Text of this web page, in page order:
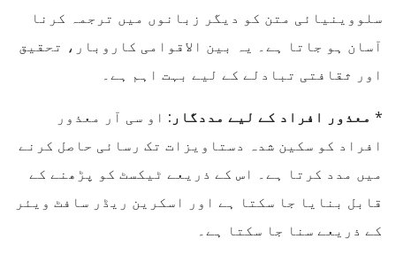
سلووینیائی متن کو دیگر زبانوں میں ترجمہ کرنا
آسان ہو جاتا ہے۔ یہ بین الاقوامی کاروبار، تحقیق
اور ثقافتی تبادلے کے لیے بہت اہم ہے۔
* معذور افراد کے لیے مددگار: او سی آر معذور
افراد کو سکین شدہ دستاویزات تک رسائی حاصل کرنے
میں مدد کرتا ہے۔ اس کے ذریعے ٹیکسٹ کو پڑھنے کے
قابل بنایا جا سکتا ہے اور اسکرین ریڈر سافٹ ویئر
کے ذریعے سنا جا سکتا ہے۔